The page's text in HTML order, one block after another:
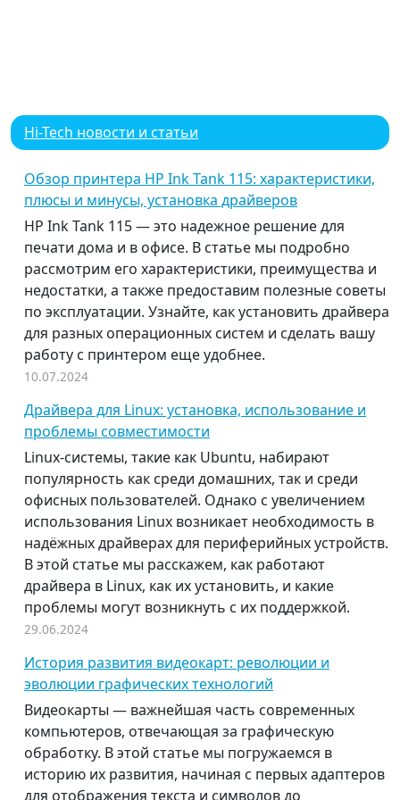
Hi-Tech новости и статьи
Обзор принтера HP Ink Tank 115: характеристики,
плюсы и минусы, установка драйверов
HP Ink Tank 115 — это надежное решение для
печати дома и в офисе. В статье мы подробно
рассмотрим его характеристики, преимущества и
недостатки, а также предоставим полезные советы
по эксплуатации. Узнайте, как установить драйвера
для разных операционных систем и сделать вашу
работу с принтером еще удобнее.
10.07.2024
Драйвера для Linux: установка, использование и
проблемы совместимости
Linux-системы, такие как Ubuntu, набирают
популярность как среди домашних, так и среди
офисных пользователей. Однако с увеличением
использования Linux возникает необходимость в
надёжных драйверах для периферийных устройств.
В этой статье мы расскажем, как работают
драйвера в Linux, как их установить, и какие
проблемы могут возникнуть с их поддержкой.
29.06.2024
История развития видеокарт: революции и
эволюции графических технологий
Видеокарты — важнейшая часть современных
компьютеров, отвечающая за графическую
обработку. В этой статье мы погружаемся в
историю их развития, начиная с первых адаптеров
для отображения текста и символов до